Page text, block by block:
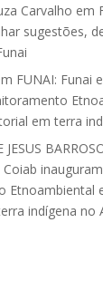
Carvalho em
sugestões,
FUNAI: Funai
em terra
Coiab
Etnoambiental
indígena no